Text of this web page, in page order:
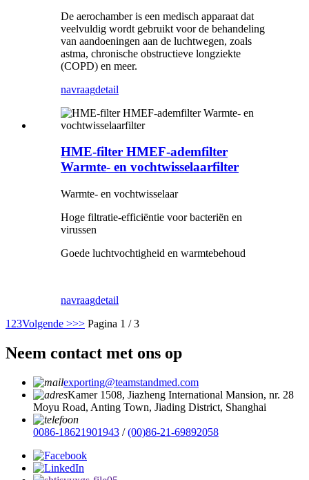
De aerochamber is een medisch apparaat dat
veelvuldig wordt gebruikt voor de behandeling
van aandoeningen aan de luchtwegen, zoals
astma, chronische obstructieve longziekte
(COPD) en meer.
navraagdetail
HME-filter HMEF-ademfilter
Warmte- en vochtwisselaarfilter
Warmte- en vochtwisselaar
Hoge filtratie-efficiëntie voor bacteriën en
virussen
Goede luchtvochtigheid en warmtebehoud
navraagdetail
1 23Volgende >>> Pagina 1 / 3
Neem contact met ons op
exporting@teamstandmed.com
Kamer 1508, Jiazheng International Mansion, nr. 28
Moyu Road, Anting Town, Jiading District, Shanghai
0086-18621901943 /(00)86-21-69892058